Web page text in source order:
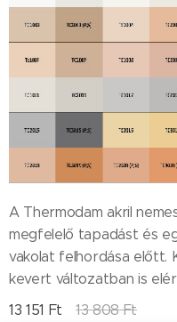
A Thermodam akril
megfelelő tapadást és
vakolat felhordása előtt.
kevert változatban is
13 151 Ft 13 808Ft